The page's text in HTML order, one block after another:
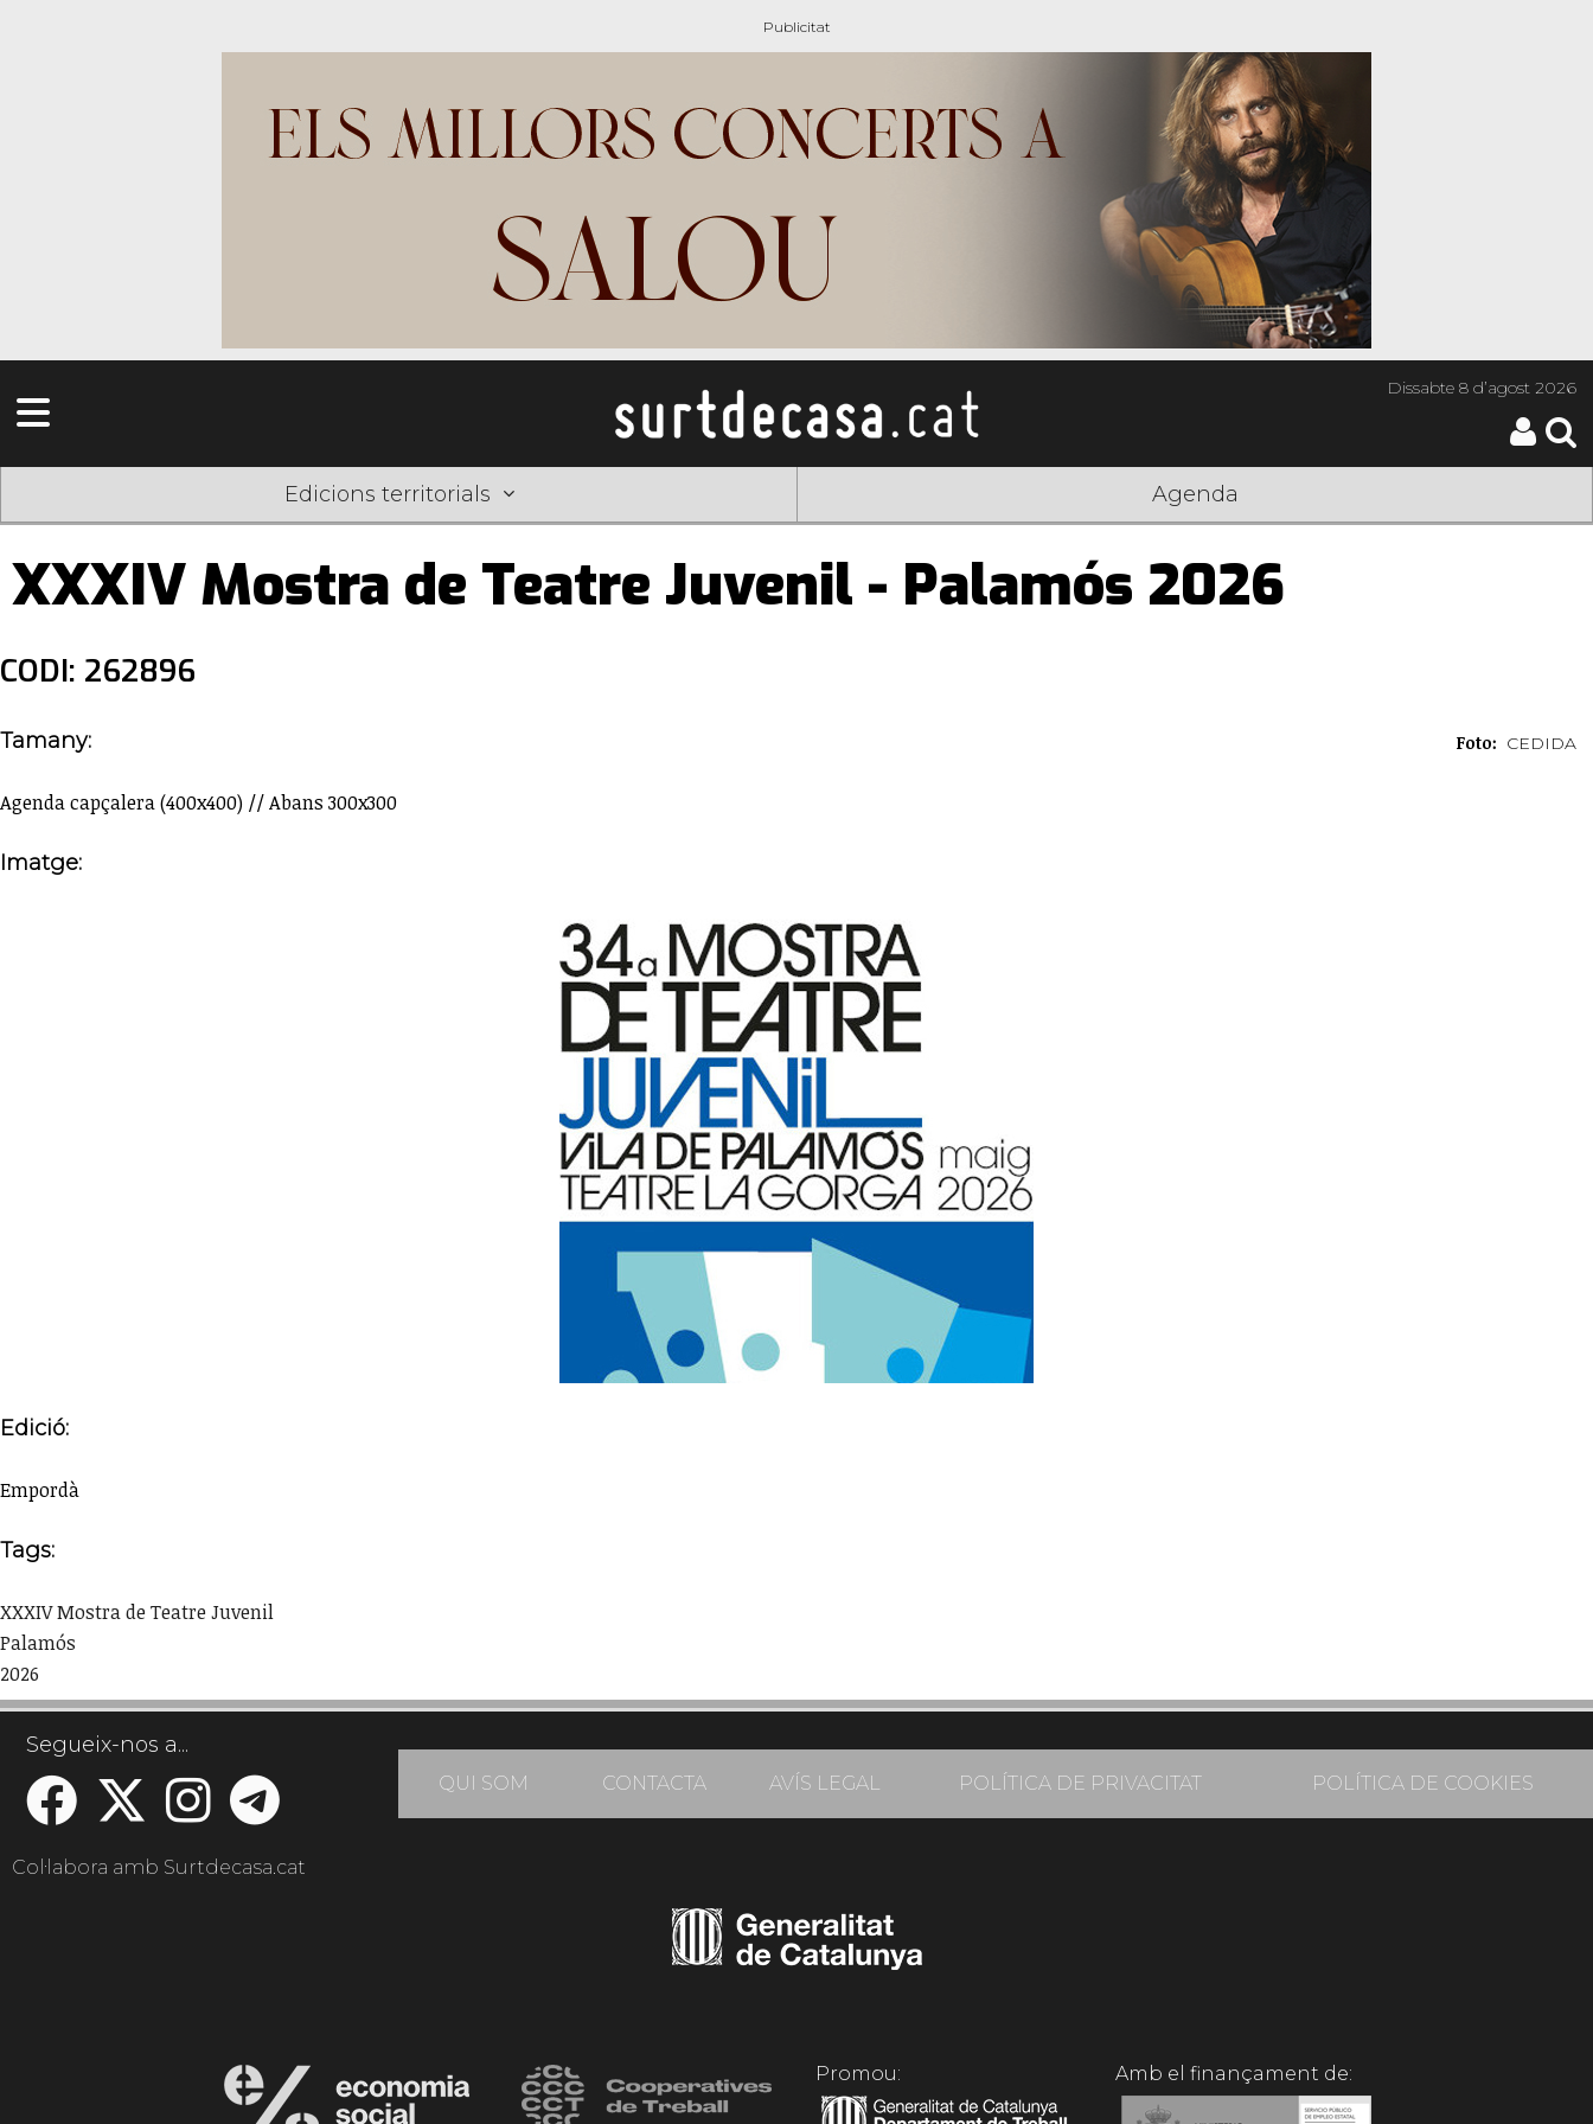
Dissabte8 d’agost 2026
Edicions territorials Agenda
XXXIV Mostra de Teatre Juvenil - Palamós 2026
CODI: 262896
Foto: CEDIDA
Tamany:
Agenda capçalera (400x400) // Abans 300x300
Imatge:
Edició:
Empordà
Tags:
XXXIV Mostra de Teatre Juvenil
Palamós
2026
Segueix-nos a...
QUI SOM CONTACTA AVÍS LEGAL POLÍTICA DE PRIVACITAT POLÍTICA DE COOKIES
Col·labora amb Surtdecasa.cat
Promou: Amb el finançament de: